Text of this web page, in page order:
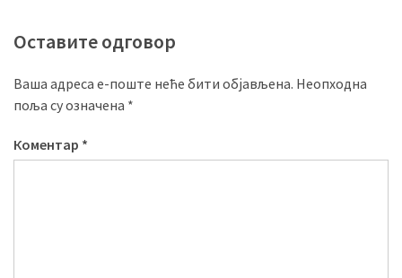
Оставите одговор
Ваша адреса е-поште неће бити објављена. Неопходна
поља су означена *
Коментар *